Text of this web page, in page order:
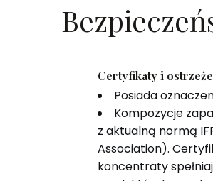
Certyfikaty i
Posiada
Kompozycje
z aktualną normą
Association).
koncentraty